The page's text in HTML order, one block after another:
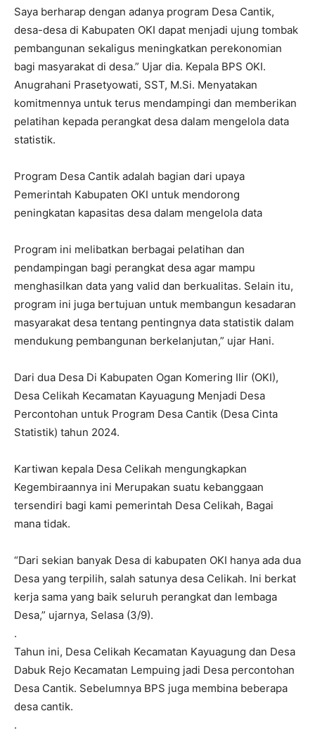
Saya berharap dengan adanya program Desa Cantik,
desa-desa di Kabupaten OKI dapat menjadi ujung tombak
pembangunan sekaligus meningkatkan perekonomian
bagi masyarakat di desa.” Ujar dia. Kepala BPS OKI.
Anugrahani Prasetyowati, SST, M.Si. Menyatakan
komitmennya untuk terus mendampingi dan memberikan
pelatihan kepada perangkat desa dalam mengelola data
statistik.
Program Desa Cantik adalah bagian dari upaya
Pemerintah Kabupaten OKI untuk mendorong
peningkatan kapasitas desa dalam mengelola data
Program ini melibatkan berbagai pelatihan dan
pendampingan bagi perangkat desa agar mampu
menghasilkan data yang valid dan berkualitas. Selain itu,
program ini juga bertujuan untuk membangun kesadaran
masyarakat desa tentang pentingnya data statistik dalam
mendukung pembangunan berkelanjutan,” ujar Hani.
Dari dua Desa Di Kabupaten Ogan Komering Ilir (OKI),
Desa Celikah Kecamatan Kayuagung Menjadi Desa
Percontohan untuk Program Desa Cantik (Desa Cinta
Statistik) tahun 2024.
Kartiwan kepala Desa Celikah mengungkapkan
Kegembiraannya ini Merupakan suatu kebanggaan
tersendiri bagi kami pemerintah Desa Celikah, Bagai
mana tidak.
“Dari sekian banyak Desa di kabupaten OKI hanya ada dua
Desa yang terpilih, salah satunya desa Celikah. Ini berkat
kerja sama yang baik seluruh perangkat dan lembaga
Desa,” ujarnya, Selasa (3/9).
.
Tahun ini, Desa Celikah Kecamatan Kayuagung dan Desa
Dabuk Rejo Kecamatan Lempuing jadi Desa percontohan
Desa Cantik. Sebelumnya BPS juga membina beberapa
desa cantik.
.